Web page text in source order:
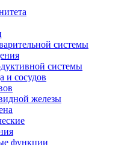
системы
системы
и сосудов
железы
функции